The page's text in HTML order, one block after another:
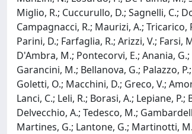
Miglio, R.; Cuccurullo, D.; Sagnelli, C.;
Campagnacci, R.; Maurizi, A.; Tricarico,
Parini, D.; Farfaglia, R.; Arizzi, V.; Farsi,
D'Ambra, M.; Pontecorvi, E.; Anania,
Garancini, M.; Bellanova, G.; Palazzo,
Goletti, O.; Macchini, D.; Greco, V.;
Lanci, C.; Leli, R.; Borasi, A.; Lepiane,
Delvecchio, A.; Tedesco, M.;
Martines, G.; Lantone, G.; Martinotti,